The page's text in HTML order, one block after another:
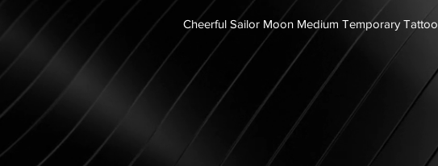
Cheerful Sailor Moon Medium Temporary Tattoo